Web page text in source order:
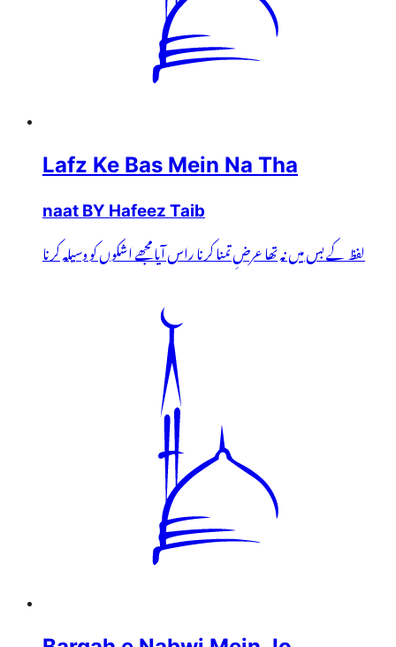
Lafz Ke Bas Mein Na Tha
naat BY Hafeez Taib
لفظ کے بس میں نہ تھا عرضِ تمنا کرنا راس آیا مجھے اشکوں کو وسیلہ کرنا